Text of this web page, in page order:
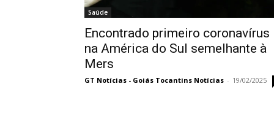
Saúde
Encontrado primeiro coronavírus
na América do Sul semelhante à
Mers
GT Notícias - Goiás Tocantins Notícias - 19/02/2025